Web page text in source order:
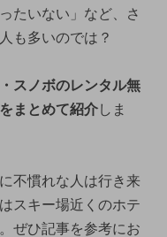
たいない」など、さ
も多いのでは？
スノボのレンタル無
まとめて紹介しま
不慣れな人は行き来
スキー場近くのホテ
ぜひ記事を参考にお